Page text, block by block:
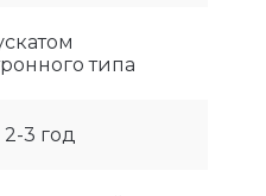
типа
2-3 год